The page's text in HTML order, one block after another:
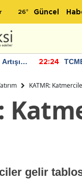
26° Güncel
22:24
KATMR:
gelir